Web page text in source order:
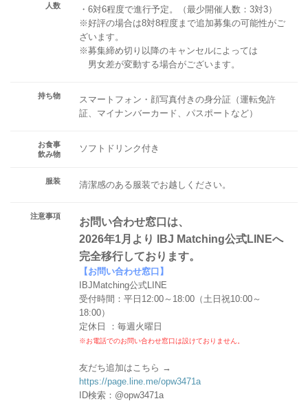
人数
・6対6程度で進行予定。（最少開催人数：3対3）
※好評の場合は8対8程度まで追加募集の可能性がご
ざいます。
※募集締め切り以降のキャンセルによっては
男女差が変動する場合がございます。
持ち物
スマートフォン・顔写真付きの身分証（運転免許
証、マイナンバーカード、パスポートなど）
お食事
飲み物
ソフトドリンク付き
服装 清潔感のある服装でお越しください。
注意事項
お問い合わせ窓口は、
2026年1月より IBJ Matching公式LINEへ
完全移行しております。
【お問い合わせ窓口】
IBJMatching公式LINE
受付時間：平日12:00～18:00（土日祝10:00～
18:00）
定休日 ：毎週火曜日
※お電話でのお問い合わせ窓口は設けておりません。
友だち追加はこちら →
https://page.line.me/opw3471a
ID検索：@opw3471a